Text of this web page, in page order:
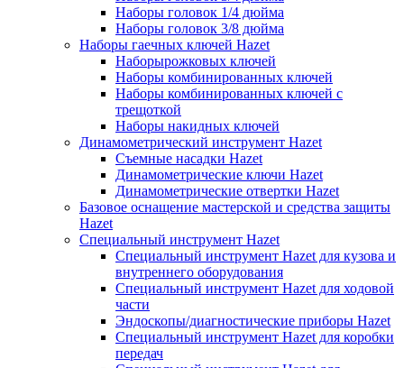
Наборы головок 1/4 дюйма
Наборы головок 3/8 дюйма
Наборы гаечных ключей Hazet
Наборырожковых ключей
Наборы комбинированных ключей
Наборы комбинированных ключей с
трещоткой
Наборы накидных ключей
Динамометрический инструмент Hazet
Съемные насадки Hazet
Динамометрические ключи Hazet
Динамометрические отвертки Hazet
Базовое оснащение мастерской и средства защиты
Hazet
Специальный инструмент Hazet
Специальный инструмент Hazet для кузова и
внутреннего оборудования
Специальный инструмент Hazet для ходовой
части
Эндоскопы/диагностические приборы Hazet
Специальный инструмент Hazet для коробки
передач